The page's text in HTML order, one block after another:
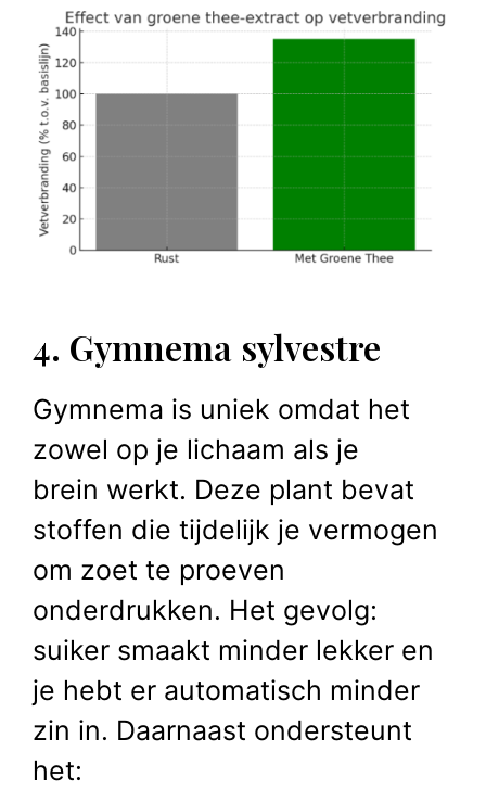
4. Gymnema sylvestre
Gymnema is uniek omdat het
zowel op je lichaam als je
brein werkt. Deze plant bevat
stoffen die tijdelijk je vermogen
om zoet te proeven
onderdrukken. Het gevolg:
suiker smaakt minder lekker en
je hebt er automatisch minder
zin in. Daarnaast ondersteunt
het: